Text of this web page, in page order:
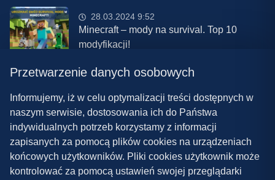
28.03.2024 9:52
Minecraft – mody na survival. Top 10
modyfikacji!
08.03.2024 13:28
Najlepsze mody do ETS 2 w 2024 roku –
nowa paczka!
Przetwarzenie danych osobowych
Informujemy, iż w celu optymalizacji treści dostępnych w
naszym serwisie, dostosowania ich do Państwa
indywidualnych potrzeb korzystamy z informacji
zapisanych za pomocą plików cookies na urządzeniach
końcowych użytkowników. Pliki cookies użytkownik może
kontrolować za pomocą ustawień swojej przeglądarki